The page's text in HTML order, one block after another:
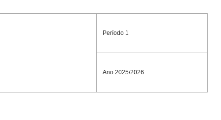
Período 1
Ano 2025/2026